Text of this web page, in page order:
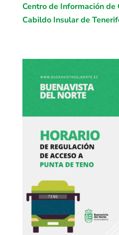
Centro de Información de
Cabildo Insular de